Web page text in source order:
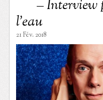
– Interview
l’eau
21 Fév. 2018